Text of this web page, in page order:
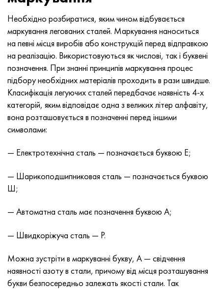
Необхідно розбиратися, яким чином відбувається
маркування легованих сталей. Маркування наноситься
на певні місця виробів або конструкцій перед відправкою
на реалізацію. Використовуються як числові, так і буквені
позначення. При знанні принципів маркування процес
підбору необхідних матеріалів проходить в рази швидше.
Класифікація легуючих сталей передбачає наявність 4-х
категорій, яким відповідає одна з великих літер алфавіту,
вона розташовується в позначенні перед іншими
символами:
— Електротехнічна сталь — позначається буквою Е;
— Шарикоподшипниковая сталь — позначається буквою
Ш;
— Автоматна сталь має позначення буквою А;
— Швидкоріжуча сталь — Р.
Можна зустріти в маркуванні букву, А — свідчення
наявності азоту в стали, причому від місця розташування
букви безпосередньо залежать якості стали. Так
MP159
Multimet n155
Никрофер 5923 hMo
Никрофер 6030
Нитроник 40
Нитроник 50
Нитроник 60
Нитроник 75
Haynes 25
Стрічка, коло, дріт 56ДГНХ
Стрічка 68НХВКТЮ
труба 79НМ
Стрічка, коло, дріт 80НМ
80НМВ-ВІ
80НХС
81НМА
Види прецизійних сплавів
Лист, круг, дріт ХН73МБТЮ
Труба ХН70Ю
Труба ХН75МБТЮ
Лист, круг, дріт ХН75ТБЮ
Лист, круг, дріт ХН77ТЮ
труба ХН77ТЮР
труба ХН78Т
Лист, круг, дріт ХН80ТБЮ
5B
ТЛ5
АТ-6
МС-6
14 титан
СП -17
40 титан
1.4567 - aisi 304Cu
1.4570 - aisi303Cu
1.4574 - Alloy PH 15-7 Mo®
1.4580 - aisi 316Cb
1.4597 - aisi 204Cu
Сплав 28 - 1.4563
Сплав 31 - 1.4562
Сплав 254smo® - 1.4547
Сustom 450® - uns S45000
15Х16Н2АМ
18Х11МНФБ
18Х12ВМБФР
20Х12ВНМФ
20Х3МВФ
21НКМТ
37Х12Н8Г8МФБ
40Х10С2М
65Х13
30Х, aisi 5130, 30h
30хгс, 30hgs
30ХГСА, 30hgsa
30хгсн2а, 30hgsna
30хн2ма, 30CrNiMo8
30хн3а, 31nicr14
34хн3ма, 36NiCrMo16, 35NiCrMo16
35hgs, 35хгс
40хн2ма, 34CrNiMo4, 36hnm